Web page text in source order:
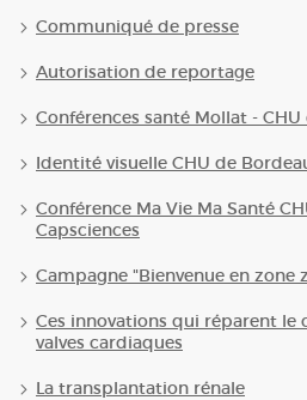
Communiqué de presse
Autorisation de reportage
Conférences santé Mollat -
Identité visuelle CHU de
Conférence Ma Vie Ma Santé
Capsciences
Campagne "Bienvenue en zone
Ces innovations qui réparent le
valves cardiaques
La transplantation rénale